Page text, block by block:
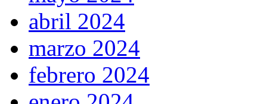
abril 2024
marzo 2024
febrero 2024